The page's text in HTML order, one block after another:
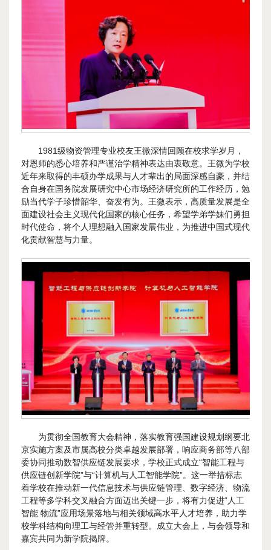
1981级物资管理专业校友王微深情回顾在校求学岁月，
对恩师的悉心培养和严谨治学精神表达由衷敬意。王微为学校
近年来取得的丰硕办学成果与人才辈出的局面深感自豪，并结
合自身在国务院发展研究中心市场经济研究所的工作经历，勉
励当代学子珍惜韶华、奋发有为。王微表示，高质量发展是全
面建设社会主义现代化国家的核心任务，希望学弟学妹们勇担
时代使命，将个人理想融入国家发展伟业，为推进中国式现代
化贡献智慧与力量。
为贯彻全国教育大会精神，落实教育强国建设规划纲要北
京实施方案及市属高校分类卓越发展部署，响应商务部等八部
委协同推动数智供应链发展要求，学校正式成立“智能工程与
供应链创新学院”与“计算机与人工智能学院”。这一举措标志
着学校在推动新一代信息技术与供应链管理、数字经济、物流
工程等多学科交叉融合方面迈出关键一步，将有力促进“人工
智能 物流”应用场景落地与相关领域高水平人才培养，助力学
校学科结构向理工与经管并重转型。成立大会上，与会领导和
嘉宾共同为新学院揭牌。